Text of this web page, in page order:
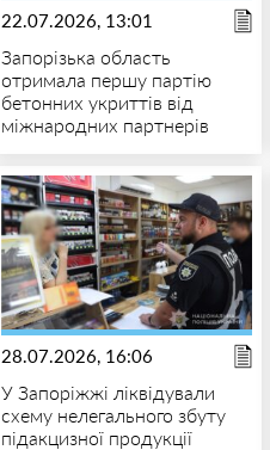
22.07.2026, 13:01
Запорізька область
отримала першу партію
бетонних укриттів від
міжнародних партнерів
28.07.2026, 16:06
У Запоріжжі ліквідували
схему нелегального збуту
підакцизної продукції